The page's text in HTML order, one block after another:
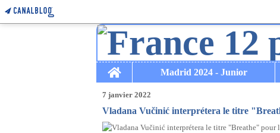
Home
Madrid 2024 - Junior
7 janvier 2022
Vladana Vučinić interprétera le titre